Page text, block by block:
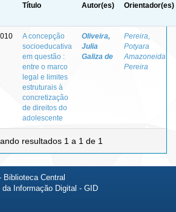
Título Autor(es) Orientador(es)
A concepção
socioeducativa
em questão :
entre o marco
legal e limites
estruturais à
concretização
de direitos do
adolescente
Oliveira,
Julia
Galiza de
Pereira,
Potyara
Amazoneida
Pereira
resultados 1 a 1 de 1
Biblioteca Central
Informação Digital - GID